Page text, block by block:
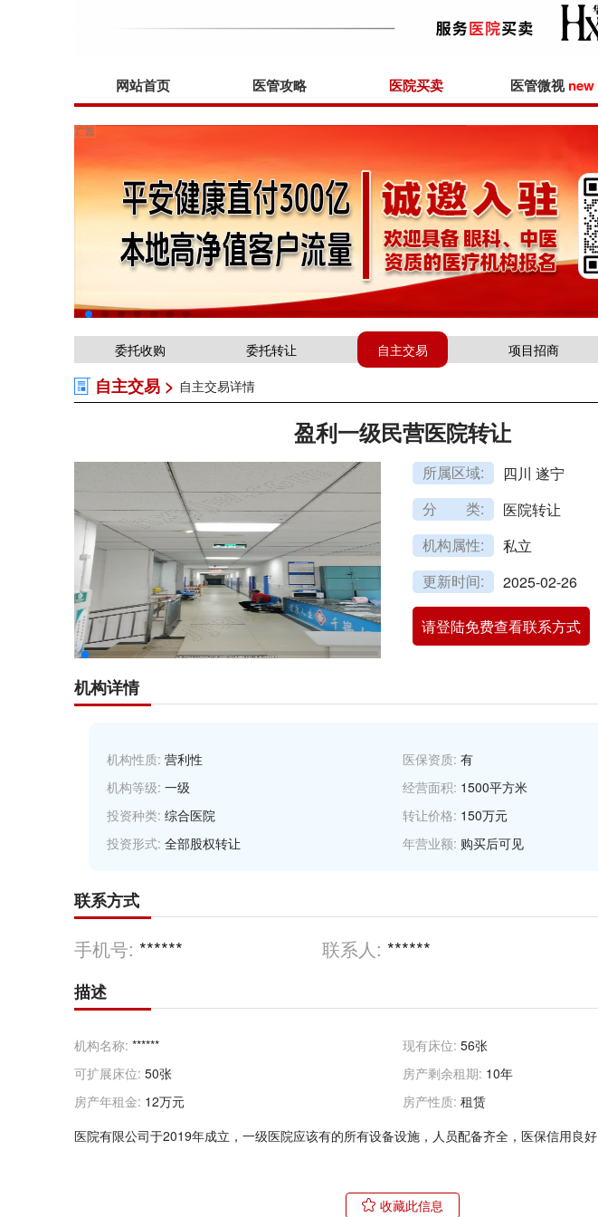
网站首页 医管攻略 医院买卖 医管微视new
委托收购 委托转让 自主交易 项目招商
自主交易 > 自主交易详情
盈利一级民营医院转让
所属区域:
四川 遂宁
分 类:
医院转让
机构属性:
私立
更新时间:
2025-02-26
请登陆免费查看联系方式
机构详情
机构性质: 营利性 医保资质: 有
机构等级: 一级 经营面积: 1500平方米
投资种类: 综合医院 转让价格: 150万元
投资形式: 全部股权转让 年营业额: 购买后可见
联系方式
手机号: ****** 联系人: ******
描述
机构名称: ****** 现有床位: 56张
可扩展床位: 50张 房产剩余租期: 10年
房产年租金: 12万元 房产性质: 租赁
医院有限公司于2019年成立，一级医院应该有的所有设备设施，人员配备齐全，医保信用良好
收藏此信息